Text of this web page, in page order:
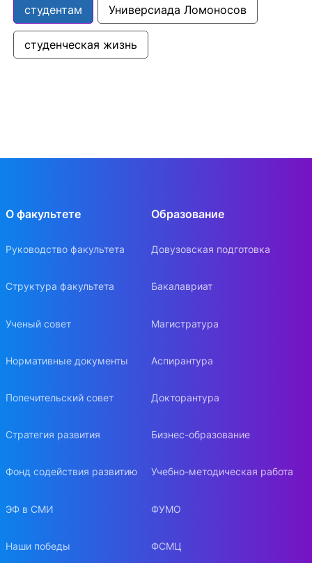
студентам Универсиада Ломоносов
студенческая жизнь
О факультете
Руководство факультета
Структура факультета
Ученый совет
Нормативные документы
Попечительский совет
Стратегия развития
Фонд содействия развитию
ЭФ в СМИ
Наши победы
Образование
Довузовская подготовка
Бакалавриат
Магистратура
Аспирантура
Докторантура
Бизнес-образование
Учебно-методическая работа
ФУМО
ФСМЦ